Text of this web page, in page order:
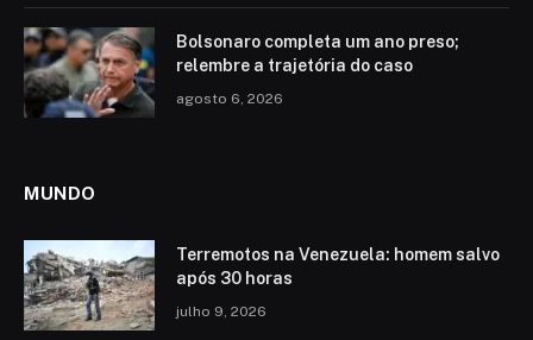
Bolsonaro completa um ano preso;
relembre a trajetória do caso
agosto 6, 2026
MUNDO
Terremotos na Venezuela: homem salvo
após 30 horas
julho 9, 2026